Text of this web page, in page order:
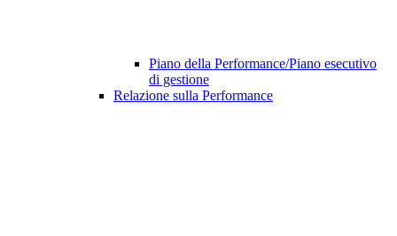
Piano della Performance/Piano esecutivo
di gestione
Relazione sulla Performance